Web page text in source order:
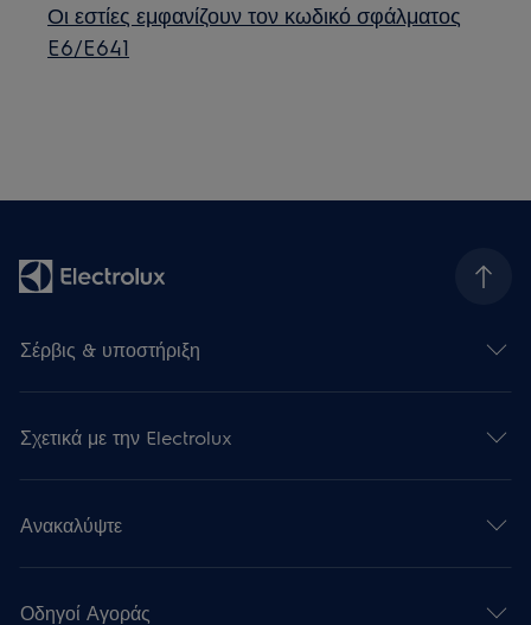
Οι εστίες εμφανίζουν τον κωδικό σφάλματος
E6/E641
Σέρβις & υποστήριξη
Σχετικά με την Electrolux
Ανακαλύψτε
Οδηγοί Αγοράς